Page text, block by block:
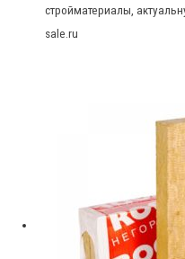
стройматериалы,
sale.ru